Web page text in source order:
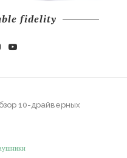
fidelity
10-драйверных